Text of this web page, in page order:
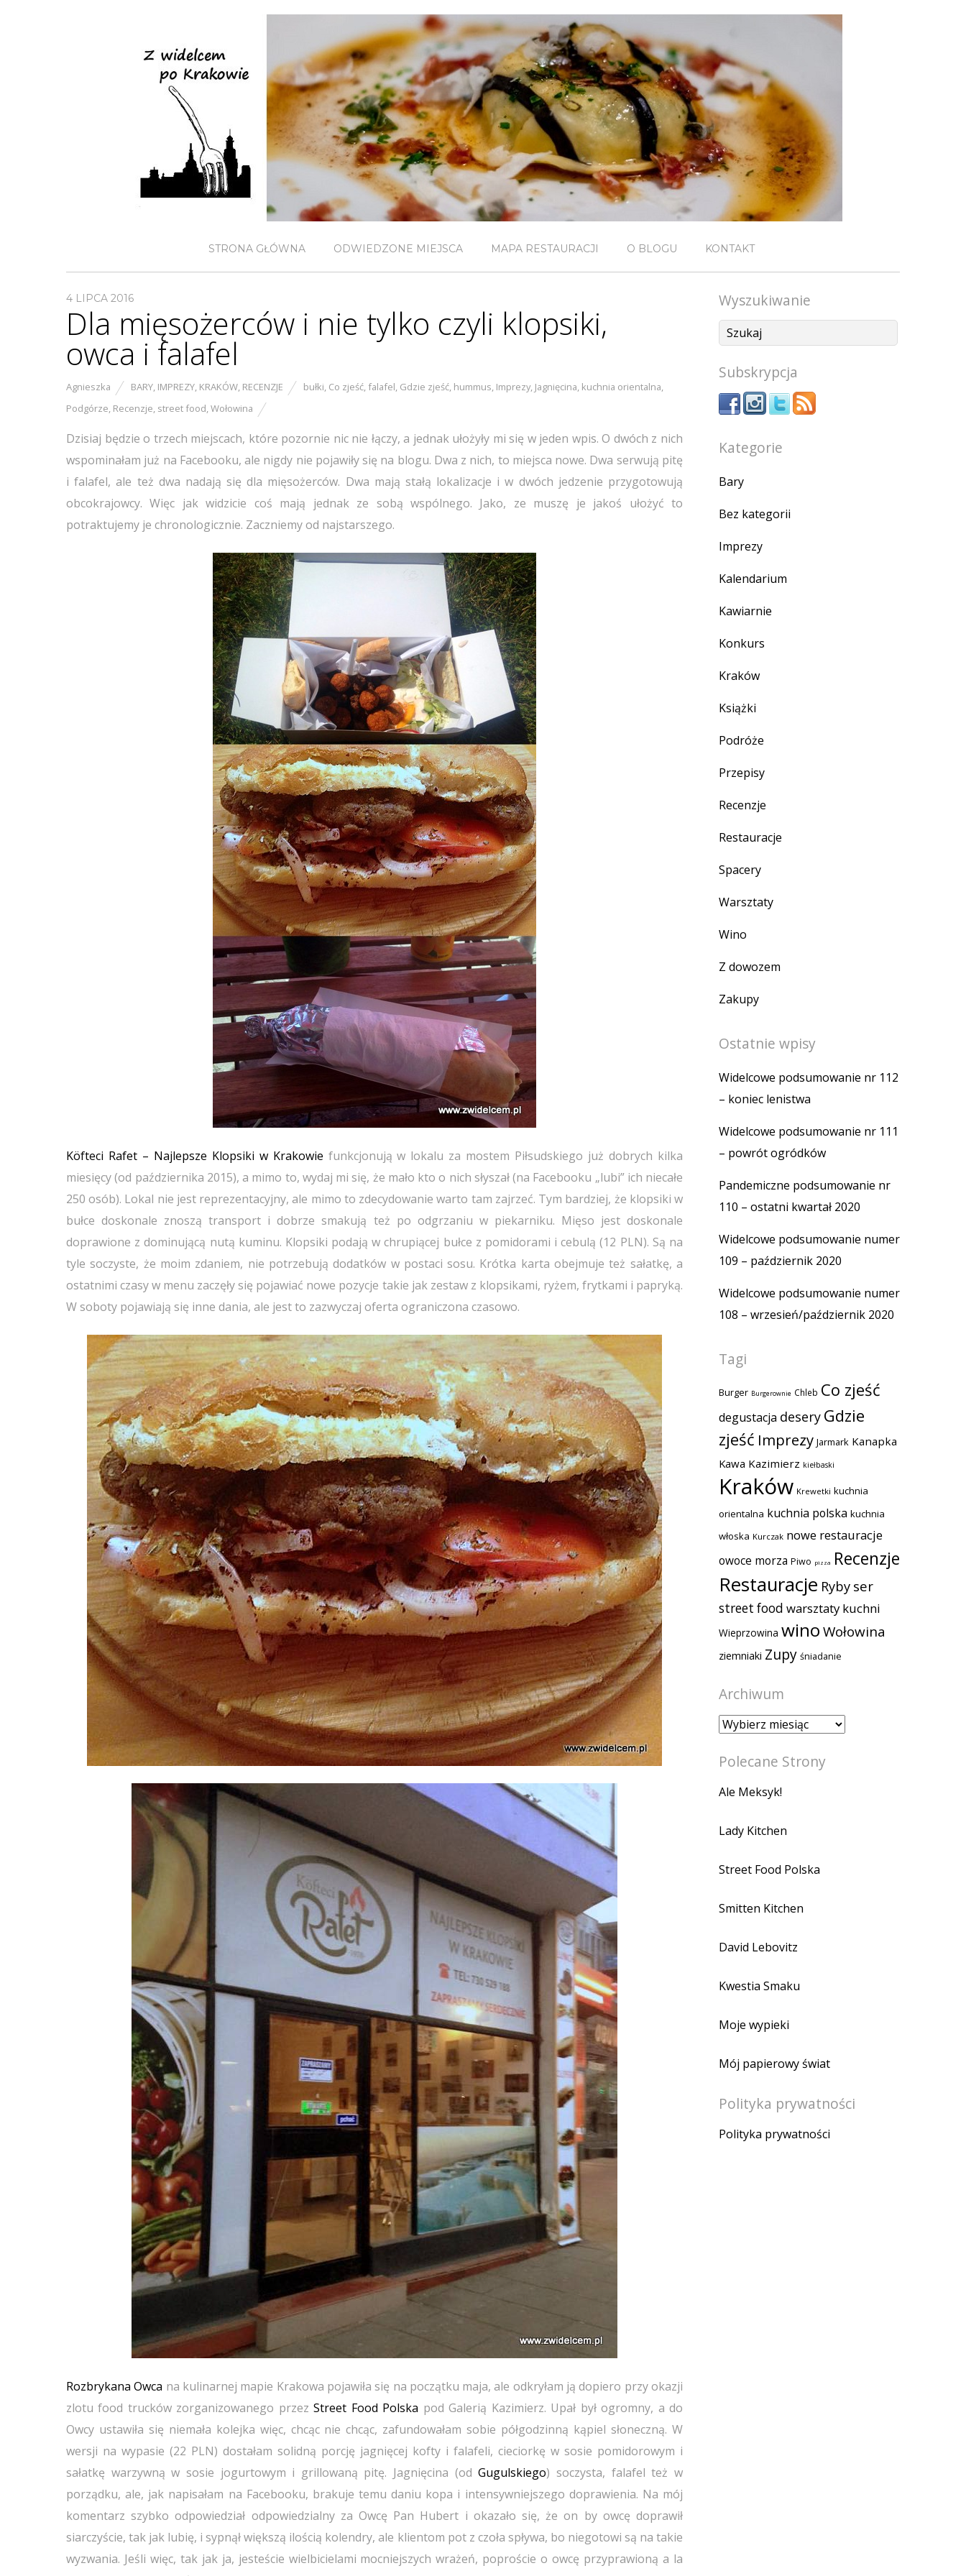
STRONA GŁÓWNA ODWIEDZONE MIEJSCA MAPA RESTAURACJI O BLOGU KONTAKT
4 LIPCA 2016
Dla mięsożerców i nie tylko czyli klopsiki,
owca i falafel
Agnieszka BARY, IMPREZY, KRAKÓW, RECENZJE bułki, Co zjeść, falafel, Gdzie zjeść, hummus, Imprezy, Jagnięcina, kuchnia orientalna,
Podgórze, Recenzje, street food,Wołowina
Dzisiaj będzie o trzech miejscach, które pozornie nic nie łączy, a jednak ułożyły mi się w jeden wpis. O dwóch z nich
wspominałam już na Facebooku, ale nigdy nie pojawiły się na blogu. Dwa z nich, to miejsca nowe. Dwa serwują pitę
i falafel, ale też dwa nadają się dla mięsożerców. Dwa mają stałą lokalizacje i w dwóch jedzenie przygotowują
obcokrajowcy. Więc jak widzicie coś mają jednak ze sobą wspólnego. Jako, ze muszę je jakoś ułożyć to
potraktujemy je chronologicznie. Zaczniemy od najstarszego.
Köfteci Rafet – Najlepsze Klopsiki w Krakowie funkcjonują w lokalu za mostem Piłsudskiego już dobrych kilka
miesięcy (od października 2015), a mimo to, wydaj mi się, że mało kto o nich słyszał (na Facebooku „lubi” ich niecałe
250 osób). Lokal nie jest reprezentacyjny, ale mimo to zdecydowanie warto tam zajrzeć. Tym bardziej, że klopsiki w
bułce doskonale znoszą transport i dobrze smakują też po odgrzaniu w piekarniku. Mięso jest doskonale
doprawione z dominującą nutą kuminu. Klopsiki podają w chrupiącej bułce z pomidorami i cebulą (12 PLN). Są na
tyle soczyste, że moim zdaniem, nie potrzebują dodatków w postaci sosu. Krótka karta obejmuje też sałatkę, a
ostatnimi czasy w menu zaczęły się pojawiać nowe pozycje takie jak zestaw z klopsikami, ryżem, frytkami i papryką.
W soboty pojawiają się inne dania, ale jest to zazwyczaj oferta ograniczona czasowo.
Rozbrykana Owca na kulinarnej mapie Krakowa pojawiła się na początku maja, ale odkryłam ją dopiero przy okazji
zlotu food trucków zorganizowanego przezStreet Food Polska pod Galerią Kazimierz. Upał był ogromny, a do
Owcy ustawiła się niemała kolejka więc, chcąc nie chcąc, zafundowałam sobie półgodzinną kąpiel słoneczną. W
wersji na wypasie (22 PLN) dostałam solidną porcję jagnięcej kofty i falafeli, cieciorkę w sosie pomidorowym i
sałatkę warzywną w sosie jogurtowym i grillowaną pitę. Jagnięcina (odGugulskiego) soczysta, falafel też w
porządku, ale, jak napisałam na Facebooku, brakuje temu daniu kopa i intensywniejszego doprawienia. Na mój
komentarz szybko odpowiedział odpowiedzialny za Owcę Pan Hubert i okazało się, że on by owcę doprawił
siarczyście, tak jak lubię, i sypnął większą ilością kolendry, ale klientom pot z czoła spływa, bo niegotowi są na takie
wyzwania. Jeśli więc, tak jak ja, jesteście wielbicielami mocniejszych wrażeń, poproście o owcę przyprawioną a la
Wyszukiwanie
Subskrypcja
Kategorie
Bary
Bez kategorii
Imprezy
Kalendarium
Kawiarnie
Konkurs
Kraków
Książki
Podróże
Przepisy
Recenzje
Restauracje
Spacery
Warsztaty
Wino
Z dowozem
Zakupy
Ostatnie wpisy
Widelcowe podsumowanie nr 112
– koniec lenistwa
Widelcowe podsumowanie nr 111
– powrót ogródków
Pandemiczne podsumowanie nr
110 – ostatni kwartał 2020
Widelcowe podsumowanie numer
109 – październik 2020
Widelcowe podsumowanie numer
108 – wrzesień/październik 2020
Tagi
Burger Burgerownie Chleb Co zjeść
degustacja desery Gdzie
zjeść Imprezy Jarmark Kanapka
Kawa Kazimierz kiełbaski
Kraków Krewetki kuchnia
orientalna kuchnia polska kuchnia
włoska Kurczak nowe restauracje
owoce morza Piwo pizza Recenzje
Restauracje Ryby ser
street food warsztaty kuchni
Wieprzowina winoWołowina
ziemniaki Zupy śniadanie
Archiwum
Archiwum
Polecane Strony
Ale Meksyk!
Lady Kitchen
Street Food Polska
Smitten Kitchen
David Lebovitz
Kwestia Smaku
Moje wypieki
Mój papierowy świat
Polityka prywatności
Polityka prywatności